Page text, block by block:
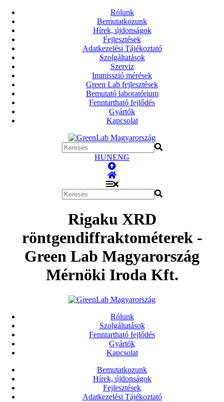
Rólunk
Bemutatkozunk
Hírek, újdonságok
Fejlesztések
Adatkezelési Tájékoztató
Szolgáltatások
Szerviz
Immisszió mérések
Green Lab fejlesztések
Bemutató laboratórium
Fenntartható fejlődés
Gyártók
Kapcsolat
HUNENG
Rigaku XRD
röntgendiffraktométerek -
Green Lab Magyarország
Mérnöki Iroda Kft.
Rólunk
Szolgáltatások
Fenntartható fejlődés
Gyártók
Kapcsolat
Bemutatkozunk
Hírek, újdonságok
Fejlesztések
Adatkezelési Tájékoztató